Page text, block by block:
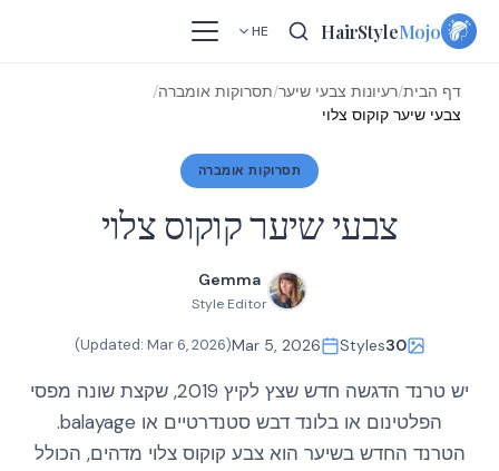
Skip
HairStyleMojo
HE
דף הבית/רעיונות צבעי שיער/תסרוקות אומברה/
צבעי שיער קוקוס צלוי
תסרוקות אומברה
צבעי שיער קוקוס צלוי
Gemma
Style Editor
30
Styles
Mar 5, 2026
(Updated:
Mar 6, 2026
)
יש טרנד הדגשה חדש שצץ לקיץ 2019, שקצת שונה מפסי
הפלטינום או בלונד דבש סטנדרטיים או balayage.
הטרנד החדש בשיער הוא צבע קוקוס צלוי מדהים, הכולל